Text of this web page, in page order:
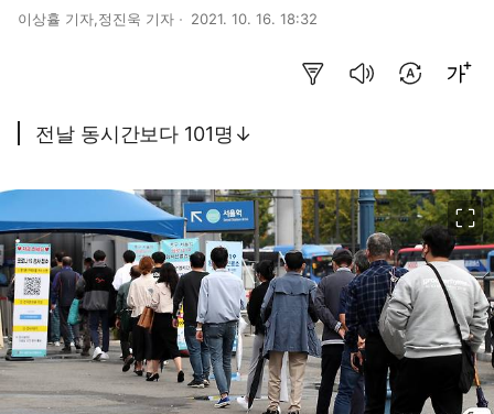
이상휼 기자,정진욱 기자 2021. 10. 16. 18:32
전날 동시간보다 101명↓